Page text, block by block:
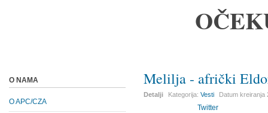
Melilja - afrički
Detalji Kategorija:Vesti Datum kreiranja
Twitter
O NAMA
O APC/CZA